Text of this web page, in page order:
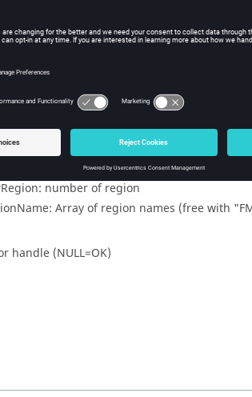
of all regions
(CEDINT32 serverUid, CEDINT32
dimension region
number of region
Array of region names (free with
handle (NULL=OK)